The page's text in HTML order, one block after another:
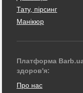
Тату, пірсинг
Манікюр
Платформа
здоров'я:
Про нас